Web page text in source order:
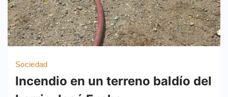
Sociedad
Incendio en un terreno baldío del